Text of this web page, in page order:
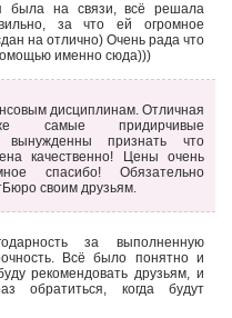
была на связи, всё решала
за что ей огромное
на отлично) Очень рада что
именно сюда)))
дисциплинам. Отличная
самые придирчивые
вынужденны признать что
качественно! Цены очень
спасибо! Обязательно
своим друзьям.
за выполненную
Всё было понятно и
рекомендовать друзьям, и
обратиться, когда будут